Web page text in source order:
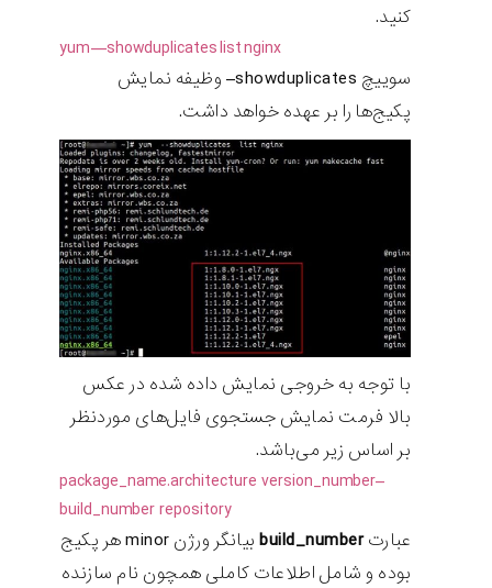
کنید.
yum—showduplicateslistnginx
سوییچ showduplicates– وظیفه نمایش
پکیج‌ها را بر عهده خواهد داشت.
با توجه به خروجی نمایش داده شده در عکس
بالا فرمت نمایش جستجوی فایل‌های موردنظر
بر اساس زیر می‌باشد.
package_name.architecture version_number–
build_numberrepository
عبارتbuild_number
بیانگر ورژن minor هر پکیج
بوده و شامل اطلاعات کاملی همچون نام سازنده